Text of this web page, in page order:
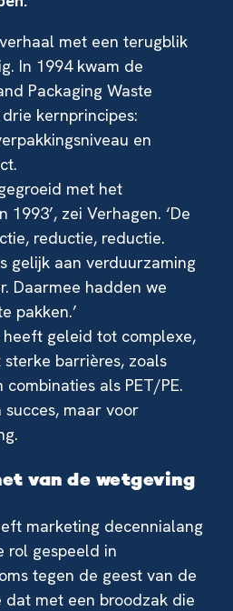
met een terugblik
In 1994 kwam de
Packaging Waste
kernprincipes:
en
met het
zei Verhagen. ‘De
reductie, reductie.
gelijk aan verduurzaming
Daarmee hadden we
pakken.’
geleid tot complexe,
barrières, zoals
als PET/PE.
succes, maar voor
van de wetgeving
marketing decennialang
rol gespeeld in
tegen de geest van de
met een broodzak die